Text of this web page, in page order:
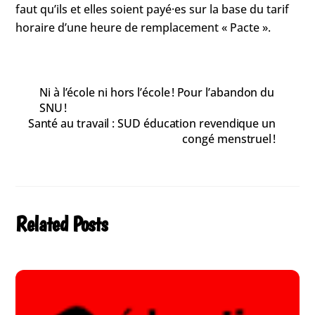
faut qu’ils et elles soient payé·es sur la base du tarif
horaire d’une heure de remplacement « Pacte ».
Ni à l’école ni hors l’école ! Pour l’abandon du
SNU !
Santé au travail : SUD éducation revendique un
congé menstruel !
Related Posts